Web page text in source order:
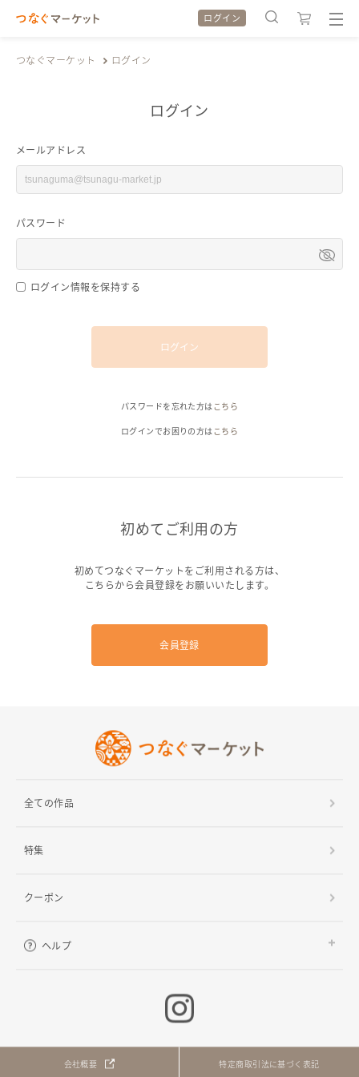
カテゴリから探す
特集から探す
全ての作品をみる
カテゴリから探す
特集から探す
全ての作品をみる
ログイン
つなぐマーケット ログイン
ログイン
メールアドレス
パスワード
ログイン情報を保持する
ログイン
パスワードを忘れた方は こちら
ログインでお困りの方は こちら
初めてご利用の方
初めてつなぐマーケットをご利用される方は、
こちらから会員登録をお願いいたします。
会員登録
全ての作品
特集
クーポン
ヘルプ
会社概要 特定商取引法に基づく表記